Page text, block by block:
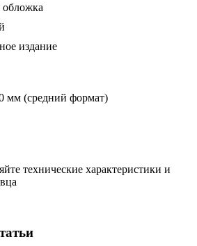
издание
мм (средний формат)
технические характеристики и